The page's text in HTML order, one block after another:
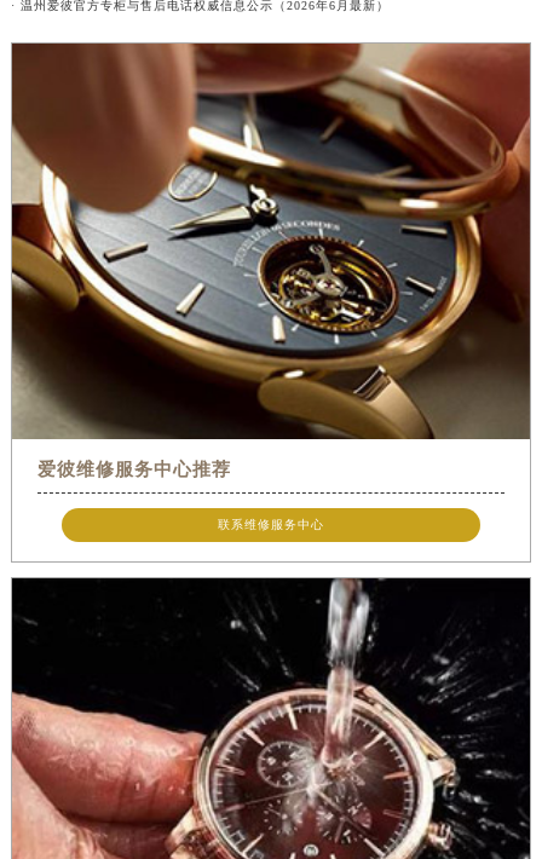
· 温州爱彼官方专柜与售后电话权威信息公示（2026年6月最新）
爱彼维修服务中心推荐
联系维修服务中心